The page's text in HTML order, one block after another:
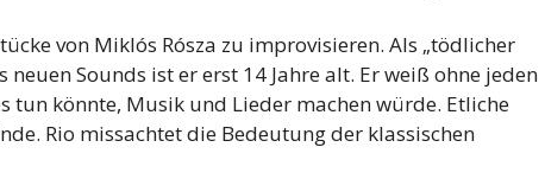
von Miklós Rósza zu improvisieren. Als „tödlicher
Sounds ist er erst 14 Jahre alt. Er weiß ohne jeden
tun könnte, Musik und Lieder machen würde. Etliche
Rio missachtet die Bedeutung der klassischen